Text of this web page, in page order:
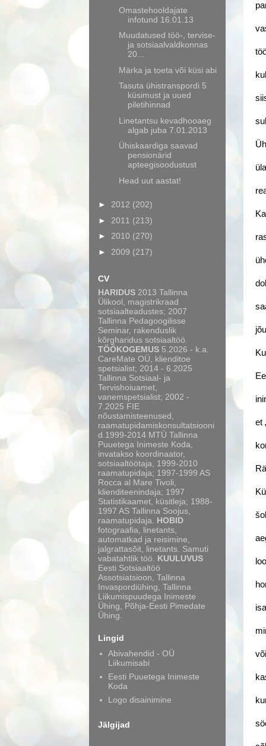
et
Omastehooldajate
infotund 16.01.13
Muudatused töö-, tervise-
ja sotsiaalvaldkonnas
20...
Märka ja toeta või küsi abi
Tasuta ühistranspordi 5
küsimust ja uued
piletihinnad
Linetantsu kevadhooaeg
algab juba 7.01.2013
Ühiskaardiga saavad
pensionärid
apteegisoodustust
Head uut aastat!
► 2012 (202)
► 2011 (213)
► 2010 (270)
► 2009 (217)
CV
HARIDUS 2013 Tallinna
Ülikool, magistrikraad
sotsiaalteadustes; 2007
Tallinna Pedagoogilisse
Seminar, rakenduslik
kõrgharidus sotsiaaltöö.
TÖÖKOGEMUS 5.2026 - k.a.
CareMate OÜ, klienditoe
spetsialist; 2014 - 6.2025
Tallinna Sotsiaal- ja
Tervishoiuamet,
vanemspetsialist; 2002 -
7.2025 FIE
nõustamisteenused,
raamatupidamiskonsultatsiooni
d.1999-2014 MTÜ Tallinna
Puuetega Inimeste Koda,
invatakso koordinaator,
sotsiaaltöötaja, 1999-2010
raamatupidaja; 1997-1999 AS
Rocca al Mare Tivoli,
klienditeenindaja; 1997
Statistikaamet, küsitleja; 1988-
1997 AS Tallinna Soojus,
raamatupidaja. HOBID
fotograafia, linetants,
automatkad ja reisimine,
jalgrattasõit, linetants. Samuti
vabatahtlik töö. KUULUVUS
Eesti Sotsiaaltöö
Assotsiatsioon, Tallinna
Invaspordiühing, Tallinna
Liikumispuudega Inimeste
Ühing, Põhja-Eesti Pimedate
Ühing.
Lingid
Abivahendid - OÜ
Liikumisabi
Eesti Puuetega Inimeste
Koda
Logo disainimine
Jälgijad